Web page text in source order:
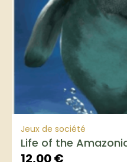
Jeux de société
Life of the